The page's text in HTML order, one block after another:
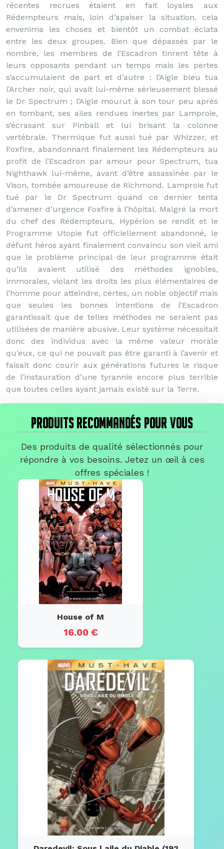
récentes recrues étaient en fait loyales aux
Rédempteurs mais, loin d’apaiser la situation, cela
envenima les choses et bientôt un combat éclata
entre les deux groupes. Bien que dépassés par le
nombre, les membres de l’Escadron tinrent tête à
leurs opposants pendant un temps mais les pertes
s’accumulaient de part et d’autre : l’Aigle bleu tua
l’Archer noir, qui avait lui-même sérieusement blessé
le Dr Spectrum ; l’Aigle mourut à son tour peu après
en tombant, ses ailes rendues inertes par Lamproie,
s’écrasant sur Pinball et lui brisant la colonne
vertébrale. Thermique fut aussi tué par Whizzer, et
Foxfire, abandonnant finalement les Rédempteurs au
profit de l’Escadron par amour pour Spectrum, tua
Nighthawk lui-même, avant d’être assassinée par le
Vison, tombée amoureuse de Richmond. Lamproie fut
tué par le Dr Spectrum quand ce dernier tenta
d’amener d’urgence Foxfire à l’hôpital. Malgré la mort
du chef des Rédempteurs, Hypérion se rendit et le
Programme Utopie fut officiellement abandonné, le
défunt héros ayant finalement convaincu son vieil ami
que le problème principal de leur programme était
qu’ils avaient utilisé des méthodes ignobles,
immorales, violant les droits les plus élémentaires de
l’homme pour atteindre, certes, un noble objectif mais
que seules les bonnes intentions de l’Escadron
garantissait que de telles méthodes ne seraient pas
utilisées de manière abusive. Leur système nécessitait
donc des individus avec la même valeur morale
qu’eux, ce qui ne pouvait pas être garanti à l’avenir et
faisait donc courir aux générations futures le risque
de l’instauration d’une tyrannie encore plus terrible
que toutes celles ayant jamais existé sur la Terre.
PRODUITS RECOMMANDÉS POUR VOUS
Des produits de qualité sélectionnés pour
répondre à vos besoins. Jetez un œil à ces
offres spéciales !
House of M
16.00 €